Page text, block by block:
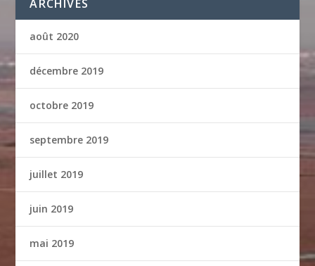
ARCHIVES
août 2020
décembre 2019
octobre 2019
septembre 2019
juillet 2019
juin 2019
mai 2019